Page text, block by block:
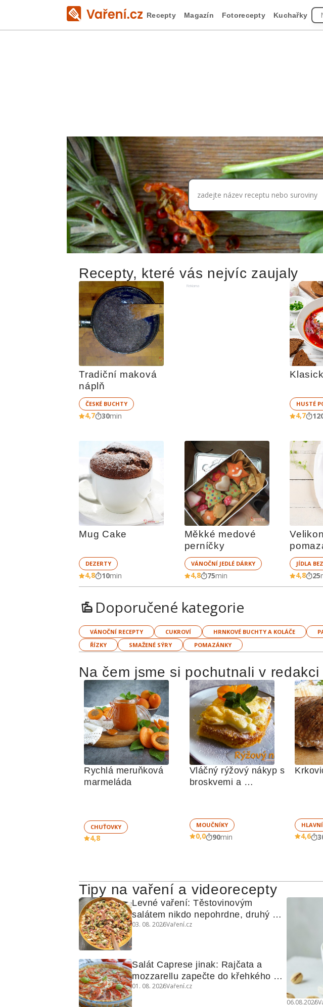
Recepty Magazín Fotorecepty Kuchařky
zadejte název receptu nebo suroviny
Recepty, které vás nejvíc zaujaly
Tradiční maková
náplň
ČESKÉ BUCHTY
4,7 30min
Reklama
HUSTÉ
4,7
Mug Cake
DEZERTY
4,8 10min
Měkké medové
perníčky
VÁNOČNÍ JEDLÉ DÁRKY
4,8 75min
JÍDLA
4,8 25
Doporučené kategorie
VÁNOČNÍ RECEPTY CUKROVÍ HRNKOVÉ BUCHTY A KOLÁČE
ŘÍZKY
SMAŽENÉ SÝRY POMAZÁNKY
Na čem jsme si pochutnali v redakci
VÁNOČNÍ JEDLÉ DÁRKY
4,8
Rychlá meruňková
marmeláda
CHUŤOVKY
4,8
RÝŽOVÝ NÁKYP
0,0 90min
Vláčný rýžový nákyp s
broskvemi a
MOUČNÍKY
0,0 90min 4,6
Tipy na vaření a videorecepty
06.08.2026
Levné vaření: Těstovinovým
salátem nikdo nepohrdne, druhý
den poslouží jako oběd do krabičky
03. 08. 2026Vaření.cz
Salát Caprese jinak: Rajčata a
mozzarellu zapečte do křehkého
koláče
01. 08. 2026Vaření.cz